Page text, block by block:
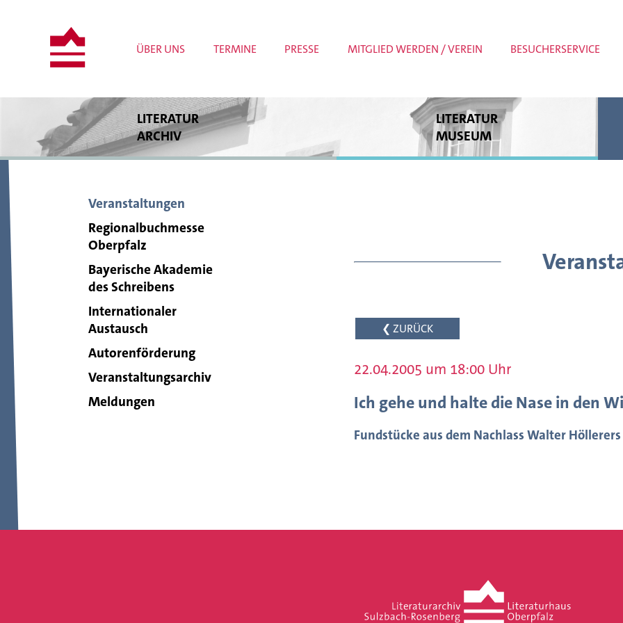
ÜBER UNS TERMINE PRESSE MITGLIED WERDEN / VEREIN BESUCHERSERVICE
LITERATUR
ARCHIV
Bestände
Archivrecherche
Publikationen
Wissenschaftliche Projekte
Tagungen und Workshops
LITERATUR
MUSEUM
Dauerausstellung
Veranstaltungen
Regionalbuchmesse
Oberpfalz
Bayerische Akademie
des Schreibens
Internationaler
Austausch
Autorenförderung
Veranstaltungsarchiv
Meldungen
❮ ZURÜCK
22.04.2005 um 18:00 Uhr
Ich gehe und halte die Nase in den
Fundstücke aus dem Nachlass Walter Höllerers